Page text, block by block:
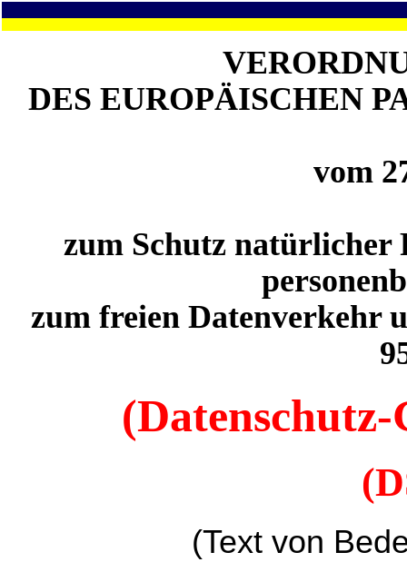
DES EUROPÄISCHEN
vom
zum Schutz natürlicher
zum freien Datenverkehr
(Text von